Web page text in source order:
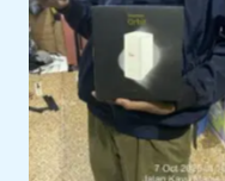
Internet
Dengan Sewa
Orbit